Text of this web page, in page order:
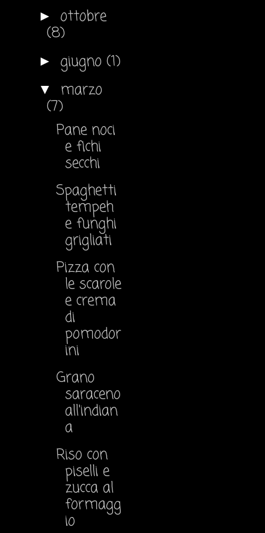
► ottobre
(8)
► giugno (1)
▼ marzo
(7)
Pane noci
e fichi
secchi
Spaghetti
tempeh
e funghi
grigliati
Pizza con
le scarole
e crema
di
pomodor
ini
Grano
saraceno
all'indian
a
Riso con
piselli e
zucca al
formagg
io